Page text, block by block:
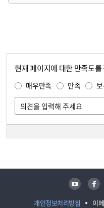
현재 페이지에 대한 만족도
매우만족 만족
개인정보처리방침 이
유튜브 페이스북